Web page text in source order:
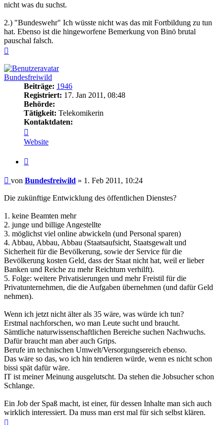
nicht was du suchst.
2.) "Bundeswehr" Ich wüsste nicht was das mit Fortbildung zu tun
hat. Ebenso ist die hingeworfene Bemerkung von Binö brutal
pauschal falsch.
Bundesfreiwild
Beiträge: 1946
Registriert: 17. Jan 2011, 08:48
Behörde:
Tätigkeit: Telekomikerin
Kontaktdaten:
von
Website
Beitrag
von Bundesfreiwild » 1. Feb 2011, 10:24
Die zukünftige Entwicklung des öffentlichen Dienstes?
1. keine Beamten mehr
2. junge und billige Angestellte
3. möglichst viel online abwickeln (und Personal sparen)
4. Abbau, Abbau, Abbau (Staatsaufsicht, Staatsgewalt und
Sicherheit für die Bevölkerung, sowie der Service für die
Bevölkerung kosten Geld, dass der Staat nicht hat, weil er lieber
Banken und Reiche zu mehr Reichtum verhilft).
5. Folge: weitere Privatisierungen und mehr Freistil für die
Privatunternehmen, die die Aufgaben übernehmen (und dafür Geld
nehmen).
Wenn ich jetzt nicht älter als 35 wäre, was würde ich tun?
Erstmal nachforschen, wo man Leute sucht und braucht.
Sämtliche naturwissenschaftlichen Bereiche suchen Nachwuchs.
Dafür braucht man aber auch Grips.
Berufe im technischen Umwelt/Versorgungsereich ebenso.
Das wäre so das, wo ich hin tendieren würde, wenn es nicht schon
bissi spät dafür wäre.
IT ist meiner Meinung ausgelutscht. Da stehen die Jobsucher schon
Schlange.
Ein Job der Spaß macht, ist einer, für dessen Inhalte man sich auch
wirklich interessiert. Da muss man erst mal für sich selbst klären.